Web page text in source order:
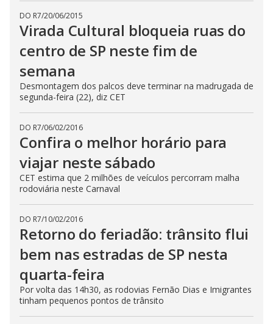
DO R7/20/06/2015
Virada Cultural bloqueia ruas do
centro de SP neste fim de
semana
Desmontagem dos palcos deve terminar na madrugada de
segunda-feira (22), diz CET
DO R7/06/02/2016
Confira o melhor horário para
viajar neste sábado
CET estima que 2 milhões de veículos percorram malha
rodoviária neste Carnaval
DO R7/10/02/2016
Retorno do feriadão: trânsito flui
bem nas estradas de SP nesta
quarta-feira
Por volta das 14h30, as rodovias Fernão Dias e Imigrantes
tinham pequenos pontos de trânsito